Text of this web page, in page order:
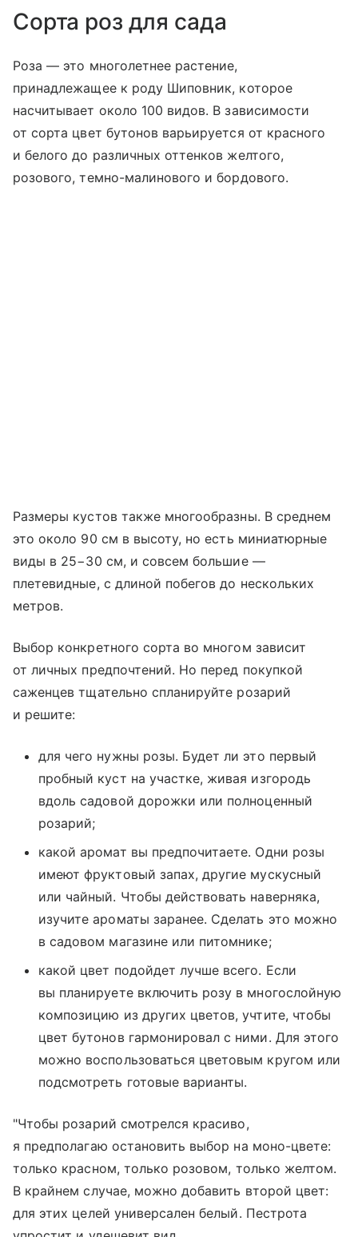
Сорта роз для сада
Роза — это многолетнее растение,
принадлежащее к роду Шиповник, которое
насчитывает около 100 видов. В зависимости
от сорта цвет бутонов варьируется от красного
и белого до различных оттенков желтого,
розового, темно-малинового и бордового.
Размеры кустов также многообразны. В среднем
это около 90 см в высоту, но есть миниатюрные
виды в 25−30 см, и совсем большие —
плетевидные, с длиной побегов до нескольких
метров.
Выбор конкретного сорта во многом зависит
от личных предпочтений. Но перед покупкой
саженцев тщательно спланируйте розарий
и решите:
для чего нужны розы. Будет ли это первый
пробный куст на участке, живая изгородь
вдоль садовой дорожки или полноценный
розарий;
какой аромат вы предпочитаете. Одни розы
имеют фруктовый запах, другие мускусный
или чайный. Чтобы действовать наверняка,
изучите ароматы заранее. Сделать это можно
в садовом магазине или питомнике;
какой цвет подойдет лучше всего. Если
вы планируете включить розу в многослойную
композицию из других цветов, учтите, чтобы
цвет бутонов гармонировал с ними. Для этого
можно воспользоваться цветовым кругом или
подсмотреть готовые варианты.
"Чтобы розарий смотрелся красиво,
я предполагаю остановить выбор на моно-цвете:
только красном, только розовом, только желтом.
В крайнем случае, можно добавить второй цвет:
для этих целей универсален белый. Пестрота